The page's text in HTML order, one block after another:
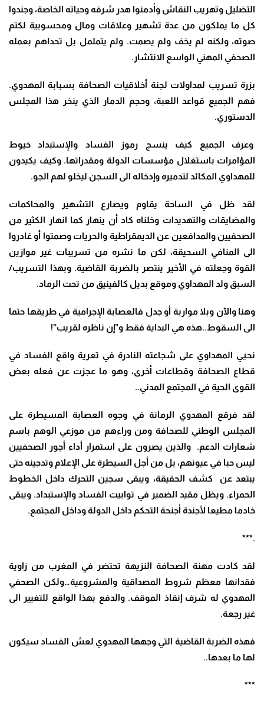
التضليل وتهريب النقاش وأدمنوا هدر شرفه وحياته الخاصة، وجندوا
كل ما يملكون من عدة تشهير وعلاقات ومال ومحسوبية لكتم
صوته، ولكنه لم يخف ولم يصمت. ولم يتململ بل تحداهم بعمله
الصحفي المهني الواسع الانتشار.
بزرة تسريب لمداولات لجنة أخلاقيات الصحافة بسبابة المهدوي.
فهم الجميع قواعد اللعبة، وحجم الدمار الذي ينخر هذا المجلس
الدستوري.
وعرف الجميع كيف ينسج رموز الفساد والإستبداد خيوط
المؤامرات باستغلال مؤسسات الدولة ومقدراتها. وكيف يكيدون
للمهداوي المكائد لتدميره وإدخاله الى السجن ليخلو لهم الجو.
لقد ظل في الساحة يقاوم ويصارع التشهير والمحاكمات
والمضايقات والتهديدات وخلناه كاد أن ينهار كما انهار الكثير من
الصحفيين والمدافعين عن الديمقراطية والحريات وصمتوا أو غادروا
الى المنافي السحيقة، لكن ما نشره من تسريبات غير موازين
القوة وجعلته في الأخير ينتصر بالضربة القاضية. وبهذا التسريب/
السبق ولد المهداوي وموقع بديل كالفينيق من تحت الرماد.
وهنا والآن وبلا مواربة أو جدل فالعصابة الإجرامية في طريقها حتما
الى السقوط..هذه هي البداية فقط و”إن ناظره لقريب”!
نحيي المهداوي على شجاعته النادرة في تعرية واقع الفساد في
قطاع الصحافة وقطاعات أخرى، وهو ما عجزت عن فعله بعض
القوى الحية في المجتمع المدني..
لقد فرقع المهدوي الرمانة في وجوه العصابة المسيطرة على
المجلس الوطني للصحافة ومن وراءهم من موزعي الوهم باسم
شعارات الدعم. والذين يصرون على استمرار أداء أجور الصحفيين
ليس حبا في عيونهم، بل من أجل السيطرة على الإعلام وتدجينه حتى
يبتعد عن كشف الحقيقة، ويبقى سجين التحرك داخل الخطوط
الحمراء. ويظل مقيد الضمير في توابيت الفساد والإستبداد. ويبقى
خادما مطيعا لأجندة أجنحة التحكم داخل الدولة وداخل المجتمع.
.***
لقد كادت مهنة الصحافة النزيهة تحتضر في المغرب من زاوية
فقدانها معظم شروط المصداقية والمشروعية…ولكن الصحفي
المهدوي له شرف إنقاذ الموقف. والدفع بهذا الواقع للتغيير الى
غير رجعة.
فهذه الضربة القاضية التي وجهها المهدوي لعش الفساد سيكون
لها ما بعدها..
***